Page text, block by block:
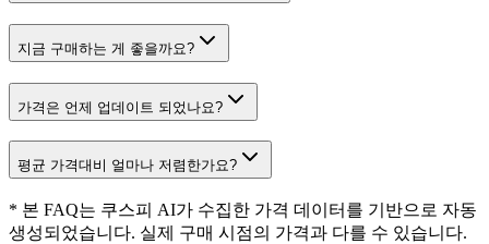
지금 구매하는 게 좋을까요?
가격은 언제 업데이트 되었나요?
평균 가격대비 얼마나 저렴한가요?
* 본 FAQ는 쿠스피 AI가 수집한 가격 데이터를 기반으로 자동
생성되었습니다. 실제 구매 시점의 가격과 다를 수 있습니다.